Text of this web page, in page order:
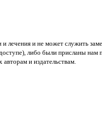
лечения и не может служить
либо были присланы нам
и издательствам.